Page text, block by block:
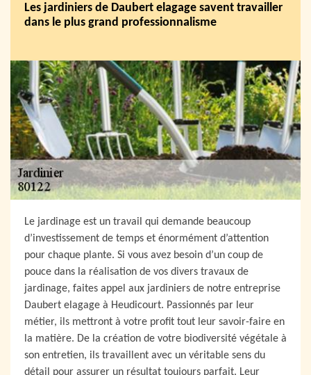
Les jardiniers de Daubert elagage savent travailler
dans le plus grand professionnalisme
Le jardinage est un travail qui demande beaucoup
d’investissement de temps et énormément d’attention
pour chaque plante. Si vous avez besoin d’un coup de
pouce dans la réalisation de vos divers travaux de
jardinage, faites appel aux jardiniers de notre entreprise
Daubert elagage à Heudicourt. Passionnés par leur
métier, ils mettront à votre profit tout leur savoir-faire en
la matière. De la création de votre biodiversité végétale à
son entretien, ils travaillent avec un véritable sens du
détail pour assurer un résultat toujours parfait. Leur